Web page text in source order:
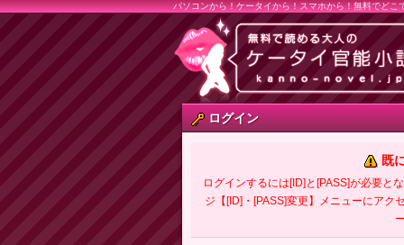
パソコンから！ケータイから！スマホから！無料でどこ
ログイン
既
ログインするには[ID]と[PASS]が必要と
ジ【[ID]・[PASS]変更】メニューにアク